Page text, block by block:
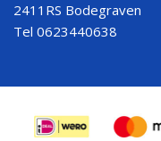
2411RS Bodegraven
Tel 0623440638